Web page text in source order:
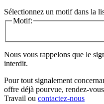
Sélectionnez un motif dans la
Motif:
Nous vous rappelons que le
interdit.
Pour tout signalement
offre déjà pourvue, rendez-
Travail ou contactez-nous